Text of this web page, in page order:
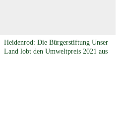
Heidenrod: Die Bürgerstiftung Unser
Land lobt den Umweltpreis 2021 aus